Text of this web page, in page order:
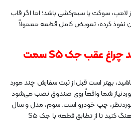
سوکت یا سیم‌کشی باشد؛ اما اگر قاب
نفوذ کرده، تعویض کامل قطعه معمولاً
نکات مهم قبل از خرید چراغ عقب جک S5 سمت
بهتر است قبل از ثبت سفارش چند مورد
شما واقعاً روی صندوق نصب می‌شود
چپ خودرو است. سوم، مدل و سال
خودروی خود را با فروشنده هماهنگ کنید تا از تطابق قطعه با جک S5